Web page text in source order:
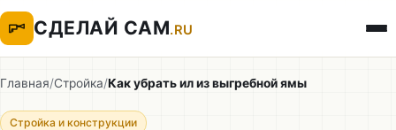
СДЕЛАЙ САМ.RU
Главная/Стройка/Как убрать ил из выгребной ямы
Стройка и конструкции